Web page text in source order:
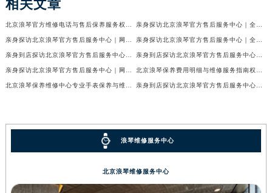
相关文章
北京浪琴官方维修电话与售后保养服务权威公示（2026年7月最新） 亲身探访北京浪琴官方售后服务中心｜全新电话和网点地址（2026年7月最新）
亲身探访北京浪琴官方售后服务中心｜网点地址及售后热线（2026年7月最新） 亲身探访北京浪琴官方售后服务中心｜全新维修地址及官方客服电话（2026年7月最新）
亲身到店探访北京浪琴官方售后服务中心｜维修地址及售后服务热线（2026年7月最新） 亲身到店探访北京浪琴官方售后服务中心｜服务热线及全部官方地址（2026年7月最新）
亲身探访北京浪琴官方售后服务中心｜网点地址与电话（2026年7月最新） 北京浪琴保养费用明细与维修服务指南权威公示（2026年7月最新）
北京浪琴保养维修中心专业手表保养与维修服务权威公示（2026年7月最新） 亲身到店探访北京浪琴官方售后服务中心｜最新电话及地址（2026年7月最新）
浪琴维修服务中心
北京浪琴维修服务中心